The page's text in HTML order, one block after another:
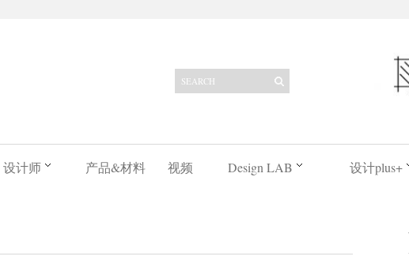
设计师 产品&材料 视频 Design LAB 设计plus+